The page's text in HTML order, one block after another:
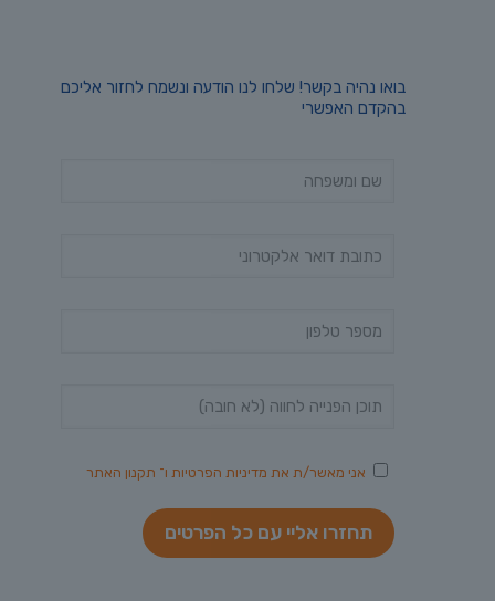
בואו נהיה בקשר! שלחו לנו הודעה ונשמח לחזור אליכם
בהקדם האפשרי
אני מאשר/ת את מדיניות הפרטיותו־ תקנון האתר